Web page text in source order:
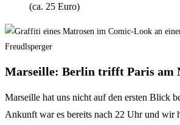
(ca. 25 Euro)
Marseille: Berlin trifft Paris am
Marseille hat uns nicht auf den ersten Blick
Ankunft war es bereits nach 22 Uhr und wir